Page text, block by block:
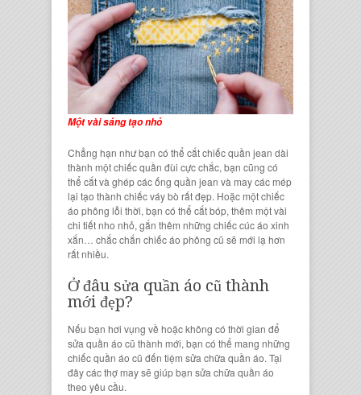
Một vài sáng tạo nhỏ
Chẳng hạn như bạn có thể cắtchiếc quần jean dài
thành mộtchiếc quần đùi cực chắc, bạn cũng có
thể cắt và ghép các ống quần jean và may các mép
lại tạo thành chiếc váy bò rất đẹp. Hoặc mộtchiếc
áo phông lỗi thời, bạn có thể cắt bóp, thêm một vài
chi tiết nho nhỏ, gắn thêm những chiếc cúc áo xinh
xắn … chắc chắn chiếc áo phông cũ sẽ mới lạ hơn
rất nhiều.
Ở đâu sửa quần áo cũ thành
mới đẹp?
Nếu bạn hơi vụng về hoặc không có thời gian để
sửa quần áo cũ thành mới, bạn có thể mang những
chiếc quần áo cũ đến tiệm sửa chữa quần áo. Tại
đây các thợ may sẽ giúp bạn sửa chữa quần áo
theo yêu cầu.